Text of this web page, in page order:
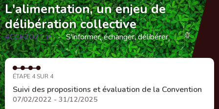
L'alimentation, un enjeu de
délibération collective
#CCE2021
(Lien externe)
S'informer, échanger, délibérer
ÉTAPE 4 SUR 4
Suivi des propositions et évaluation de la Convention
07/02/2022 - 31/12/2025